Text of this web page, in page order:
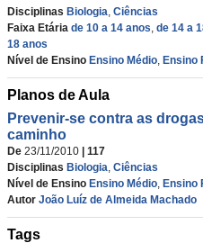
Disciplinas Biologia, Ciências
Faixa Etária de 10 a 14 anos, de 14 a
18 anos
Nível de Ensino Ensino Médio, Ensino
Planos de Aula
Prevenir-se contra as
caminho
De 23/11/2010
| 117
Disciplinas Biologia, Ciências
Nível de Ensino Ensino Médio, Ensino
Autor João Luíz de Almeida Machado
Tags